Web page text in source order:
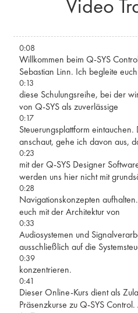
Video
0:08
Willkommen beim Q-SYS
Sebastian Linn. Ich begleite
0:13
diese Schulungsreihe, bei der
von Q-SYS als zuverlässige
0:17
Steuerungsplattform
anschaut, gehe ich davon aus,
0:23
mit der Q-SYS Designer
werden uns hier nicht mit
0:28
Navigationskonzepten
euch mit der Architektur von
0:33
Audiosystemen und
ausschließlich auf die
0:39
konzentrieren.
0:41
Dieser Online-Kurs dient als
Präsenzkurse zu Q-SYS